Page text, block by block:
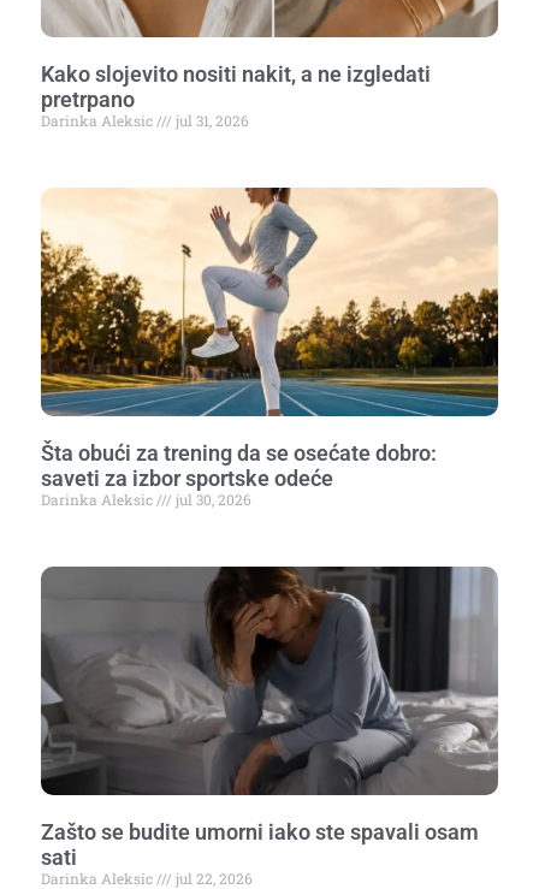
Kako slojevito nositi nakit, a ne izgledati
pretrpano
Darinka Aleksic jul 31, 2026
Šta obući za trening da se osećate dobro:
saveti za izbor sportske odeće
Darinka Aleksic jul 30, 2026
Zašto se budite umorni iako ste spavali osam
sati
Darinka Aleksic jul 22, 2026